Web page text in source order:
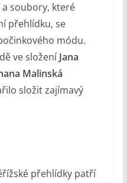
soubory, které
přehlídku, se
módu.
ve složení Jana
Malinská
složit zajímavý
přehlídky patří